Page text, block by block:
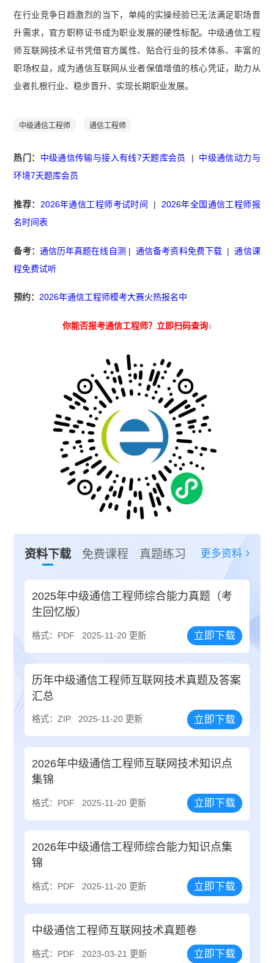
在行业竞争日趋激烈的当下，单纯的实操经验已无法满足职场晋
升需求，官方职称证书成为职业发展的硬性标配。中级通信工程
师互联网技术证书凭借官方属性、贴合行业的技术体系、丰富的
职场权益，成为通信互联网从业者保值增值的核心凭证，助力从
业者扎根行业、稳步晋升、实现长期职业发展。
中级通信工程师 通信工程师
热门： 中级通信传输与接入有线7天题库会员 | 中级通信动力与
环境7天题库会员
推荐： 2026年通信工程师考试时间 | 2026年全国通信工程师报
名时间表
备考： 通信历年真题在线自测 |通信备考资料免费下载 |通信课
程免费试听
预约：2026年通信工程师模考大赛火热报名中
你能否报考通信工程师？立即扫码查询↓
资料下载 免费课程 真题练习 更多资料
2025年中级通信工程师综合能力真题（考
生回忆版）
格式：PDF 2025-11-20 更新 立即下载
历年中级通信工程师互联网技术真题及答案
汇总
格式：ZIP 2025-11-20 更新 立即下载
2026年中级通信工程师互联网技术知识点
集锦
格式：PDF 2025-11-20 更新 立即下载
2026年中级通信工程师综合能力知识点集
锦
格式：PDF 2025-11-20 更新 立即下载
中级通信工程师互联网技术真题卷
格式：PDF 2023-03-21 更新 立即下载